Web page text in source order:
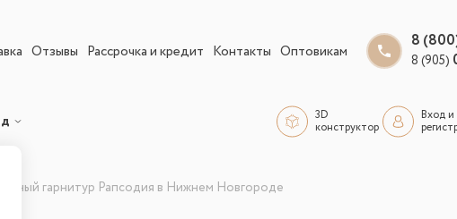
Отзывы Рассрочка и кредит Контакты Оптовикам
8
8 (905)
3D
конструктор
Вход и
гарнитур Рапсодия в Нижнем Новгороде